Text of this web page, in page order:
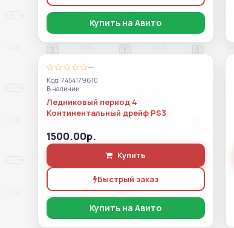
Купить на Авито
—
Код: 7454179610
В наличии
Ледниковый период 4
Континентальный дрейф PS3
1500.00р.
Купить
Быстрый заказ
Купить на Авито